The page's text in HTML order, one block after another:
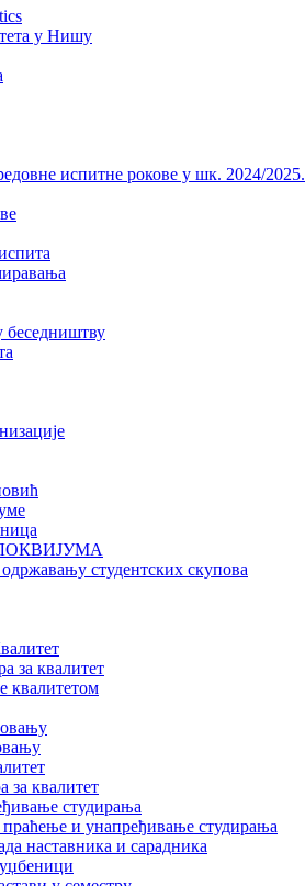
у Нишу
испитне рокове у шк. 2024/2025.
студентских скупова
за квалитет
квалитетом
за квалитет
студирања
и унапређивање студирања
наставника и сарадника